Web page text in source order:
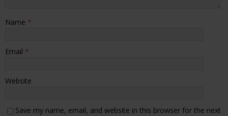
Name *
Email *
Website
Save my name, email, and website in this browser for the next